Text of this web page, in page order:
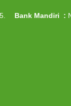
Bank Mandiri :